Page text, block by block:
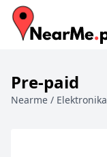
Pre-paid
Nearme / Elektronika